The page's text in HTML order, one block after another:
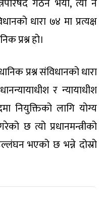
धारा ७४ मा प्रत्यक्ष
प्रश्न हो।
प्रश्न संविधानको धारा
र न्यायाधीश
नियुक्तिको लागि योग्य
छ त्यो प्रधानमन्त्रीको
भएको छ भन्ने दोस्रो